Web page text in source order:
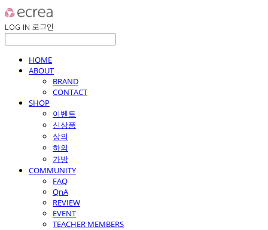
LOG IN 로그인
HOME
ABOUT
BRAND
CONTACT
SHOP
이벤트
신상품
상의
하의
가방
COMMUNITY
FAQ
QnA
REVIEW
EVENT
TEACHER MEMBERS